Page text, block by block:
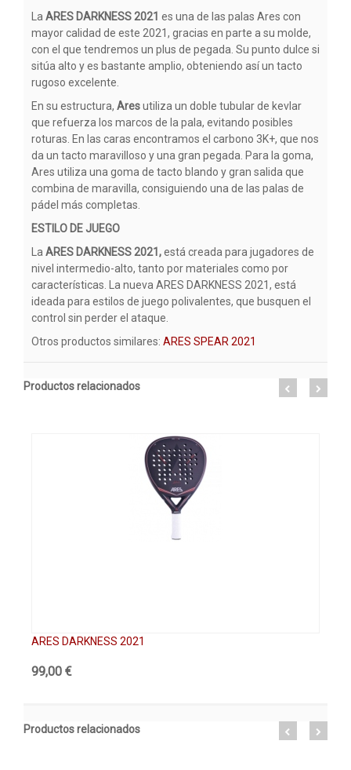
La ARES DARKNESS 2021 es una de las palas Ares con
mayor calidad de este 2021, gracias en parte a su molde,
con el que tendremos un plus de pegada. Su punto dulce si
sitúa alto y es bastante amplio, obteniendo así un tacto
rugoso excelente.
En su estructura, Aresutiliza un doble tubular de kevlar
que refuerza los marcos de la pala, evitando posibles
roturas. En las caras encontramos el carbono 3K+, que nos
da un tacto maravilloso y una gran pegada. Para la goma,
Ares utiliza una goma de tacto blando y gran salida que
combina de maravilla, consiguiendo una de las palas de
pádel más completas.
ESTILO DE JUEGO
La ARES DARKNESS 2021,está creada para jugadores de
nivel intermedio-alto, tanto por materiales como por
características. La nueva ARES DARKNESS 2021, está
ideada para estilos de juego polivalentes, que busquen el
control sin perder el ataque.
Otros productos similares: ARES SPEAR 2021
Productos relacionados
ARES DARKNESS 2021
99,00 €
Productos relacionados